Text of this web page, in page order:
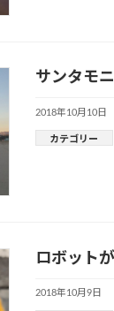
サンタモ
2018年10月10日
カテゴリー
ロボット
2018年10月9日